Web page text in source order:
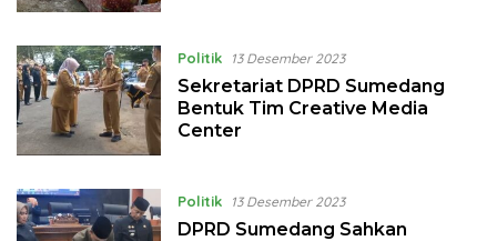
Politik 13 Desember 2023
Sekretariat DPRD Sumedang
Bentuk Tim Creative Media
Center
Politik 13 Desember 2023
DPRD Sumedang Sahkan